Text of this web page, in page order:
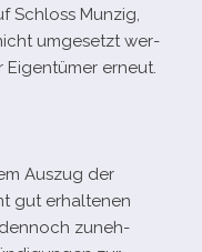
Schloss Munzig,
umge­setzt wer­
Eigentümer erneut.
Auszug der
gut erhal­te­nen
zuneh­